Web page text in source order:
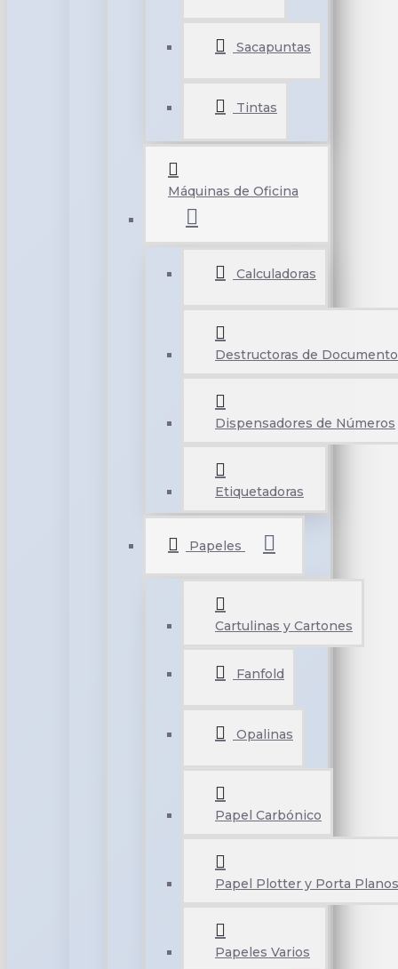
Sacapuntas
Tintas
Máquinas de Oficina
Calculadoras
Destructoras de
Dispensadores de Números
Etiquetadoras
Papeles
Cartulinas y Cartones
Fanfold
Opalinas
Papel Carbónico
Papel Plotter y Porta Planos
Papeles Varios